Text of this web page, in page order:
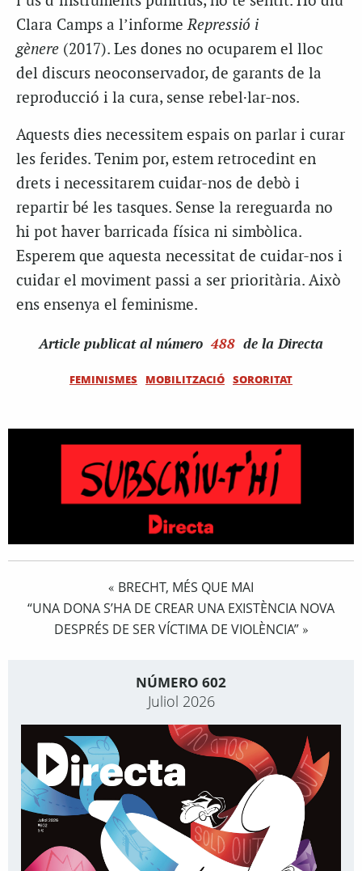
Clara Camps a l’informeRepressió i
gènere (2017). Les dones no ocuparem el lloc
del discurs neoconservador, de garants de la
reproducció i la cura, sense rebel·lar-nos.
Aquests dies necessitem espais on parlar i curar
les ferides. Tenim por, estem retrocedint en
drets i necessitarem cuidar-nos de debò i
repartir bé les tasques. Sense la rereguarda no
hi pot haver barricada física ni simbòlica.
Esperem que aquesta necessitat de cuidar-nos i
cuidar el moviment passi a ser prioritària. Això
ens ensenya el feminisme.
Article publicat al número 488 de la Directa
FEMINISMES MOBILITZACIÓ SORORITAT
« BRECHT, MÉS QUE MAI
“UNA DONA S’HA DE CREAR UNA EXISTÈNCIA NOVA
DESPRÉS DE SER VÍCTIMA DE VIOLÈNCIA”»
NÚMERO 602
Juliol 2026